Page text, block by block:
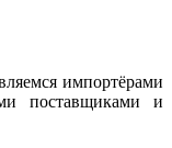
импортёрами
поставщиками и